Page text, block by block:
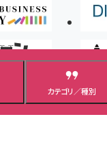
カテゴリ／種別